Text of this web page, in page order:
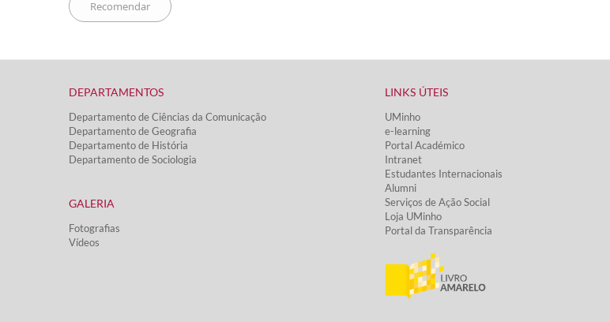
DEPARTAMENTOS​
Departamento de Ciências da Comunicação
Departamento de Geografia
Departamento de História
Departamento de Sociologia
GALERIA
Fotografias
Vídeos​
LINKS ÚTEIS​
UMinho
e-learning
Portal Académico
Intranet
Estudantes Inter​​nacionais
Alumni
Serviços de Ação Social​
Loja UMinho
Portal da Transparência